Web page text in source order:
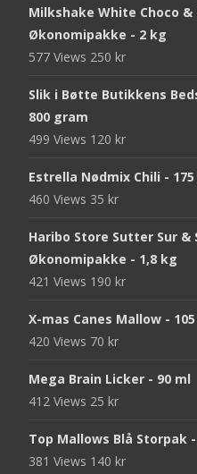
Milkshake White Choco
Økonomipakke - 2 kg
577 Views 250 kr
Slik i Bøtte Butikkens
800 gram
499 Views 120 kr
Estrella Nødmix Chili -
460 Views 35 kr
Haribo Store Sutter Sur &
Økonomipakke - 1,8 kg
421 Views 190 kr
X-mas Canes Mallow -
420 Views 70 kr
Mega Brain Licker - 90 ml
412 Views 25 kr
Top Mallows Blå Storpak
381 Views 140 kr